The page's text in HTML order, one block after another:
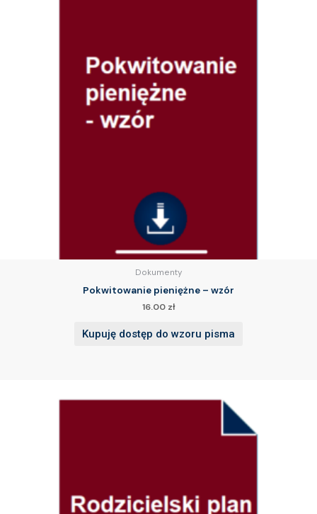
Dokumenty
Pokwitowanie pieniężne – wzór
16.00 zł
Kupuję dostęp do wzoru pisma